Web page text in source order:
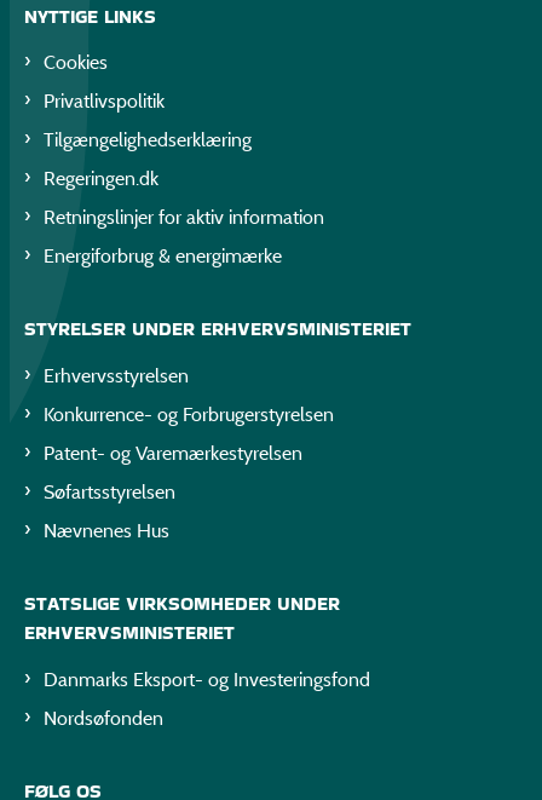
NYTTIGE LINKS
Cookies
Privatlivspolitik
Tilgængelighedserklæring
Regeringen.dk
Retningslinjer for aktiv information
Energiforbrug & energimærke
STYRELSER UNDER ERHVERVSMINISTERIET
Erhvervsstyrelsen
Konkurrence- og Forbrugerstyrelsen
Patent- og Varemærkestyrelsen
Søfartsstyrelsen
Nævnenes Hus
STATSLIGE VIRKSOMHEDER UNDER
ERHVERVSMINISTERIET
Danmarks Eksport- og Investeringsfond
Nordsøfonden
FØLG OS